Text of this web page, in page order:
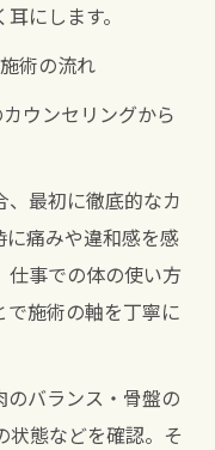
にします。
術の流れ
ウンセリングから
最初に徹底的なカ
に痛みや違和感を感
仕事での体の使い方
施術の軸を丁寧に
バランス・骨盤の
状態などを確認。そ